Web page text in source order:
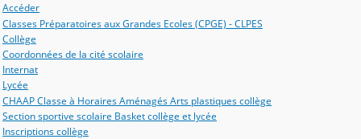
Accéder
Classes Préparatoires aux Grandes Ecoles (CPGE) - CLPES
Collège
Coordonnées de la cité scolaire
Internat
Lycée
CHAAP Classe à Horaires Aménagés Arts plastiques collège
Section sportive scolaire Basket collège et lycée
Inscriptions collège